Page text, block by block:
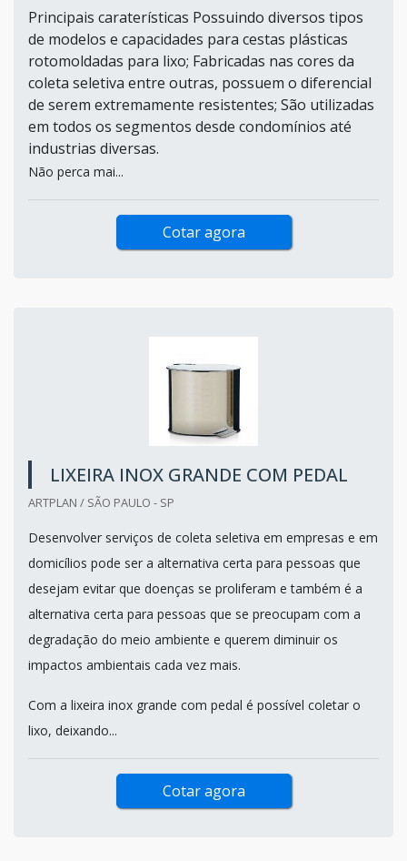
Principais caraterísticas Possuindo diversos tipos
de modelos e capacidades para cestas plásticas
rotomoldadas para lixo; Fabricadas nas cores da
coleta seletiva entre outras, possuem o diferencial
de serem extremamente resistentes; São utilizadas
em todos os segmentos desde condomínios até
industrias diversas.
Não perca mai...
Cotar agora
LIXEIRA INOX GRANDE COM PEDAL
ARTPLAN / SÃO PAULO - SP
Desenvolver serviços de coleta seletiva em empresas e em
domicílios pode ser a alternativa certa para pessoas que
desejam evitar que doenças se proliferam e também é a
alternativa certa para pessoas que se preocupam com a
degradação do meio ambiente e querem diminuir os
impactos ambientais cada vez mais.
Com a lixeira inox grande com pedal é possível coletar o
lixo, deixando...
Cotar agora